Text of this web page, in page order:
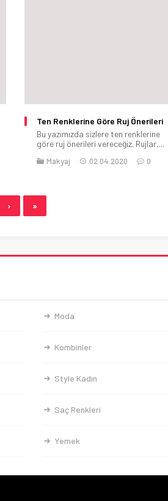
Ten Renklerine Göre Ruj Önerileri
Bu yazımızda sizlere ten renklerine
göre ruj önerileri vereceğiz. Rujlar,...
Makyaj 02.04.2020 0
› »
Moda
Kombinler
Style Kadın
Saç Renkleri
Yemek